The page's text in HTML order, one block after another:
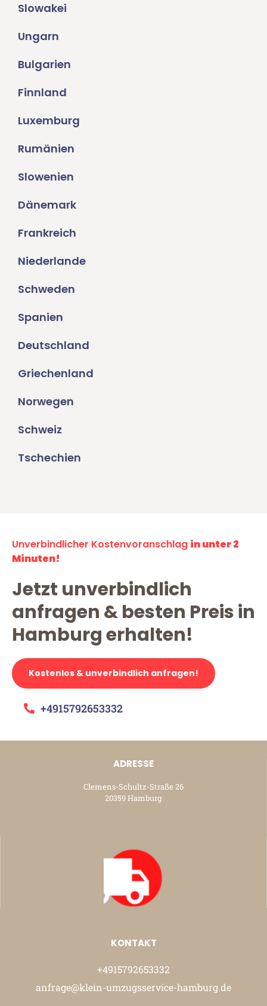
Slowakei
Ungarn
Bulgarien
Finnland
Luxemburg
Rumänien
Slowenien
Dänemark
Frankreich
Niederlande
Schweden
Spanien
Deutschland
Griechenland
Norwegen
Schweiz
Tschechien
Unverbindlicher Kostenvoranschlag in unter 2
Minuten!
Jetzt unverbindlich
anfragen & besten Preis in
Hamburg erhalten!
Kostenlos & unverbindlich anfragen!
+4915792653332
ADRESSE
Clemens-Schultz-Straße 26
20359 Hamburg
KONTAKT
+4915792653332
anfrage@klein-umzugsservice-hamburg.de